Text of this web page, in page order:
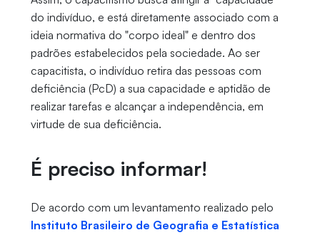
do indivíduo, e está diretamente associado com a
ideia normativa do "corpo ideal" e dentro dos
padrões estabelecidos pela sociedade. Ao ser
capacitista, o indivíduo retira das pessoas com
deficiência (PcD) a sua capacidade e aptidão de
realizar tarefas e alcançar a independência, em
virtude de sua deficiência.
É preciso informar!
De acordo com um levantamento realizado pelo
Instituto Brasileiro de Geografia e Estatística